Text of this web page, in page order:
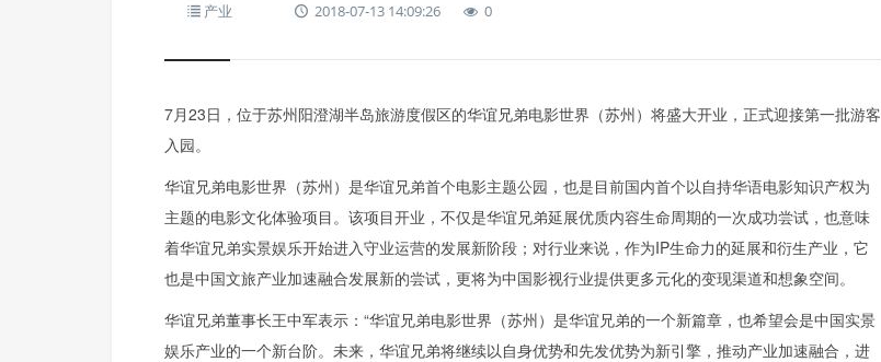
产业 2018-07-13 14:09:26 0
7月23日，位于苏州阳澄湖半岛旅游度假区的华谊兄弟电影世界（苏州）将盛大开业，正式迎接第一批游客
入园。
华谊兄弟电影世界（苏州）是华谊兄弟首个电影主题公园，也是目前国内首个以自持华语电影知识产权为
主题的电影文化体验项目。该项目开业，不仅是华谊兄弟延展优质内容生命周期的一次成功尝试，也意味
着华谊兄弟实景娱乐开始进入守业运营的发展新阶段；对行业来说，作为IP生命力的延展和衍生产业，它
也是中国文旅产业加速融合发展新的尝试，更将为中国影视行业提供更多元化的变现渠道和想象空间。
华谊兄弟董事长王中军表示：“华谊兄弟电影世界（苏州）是华谊兄弟的一个新篇章，也希望会是中国实景
娱乐产业的一个新台阶。未来，华谊兄弟将继续以自身优势和先发优势为新引擎，推动产业加速融合，进